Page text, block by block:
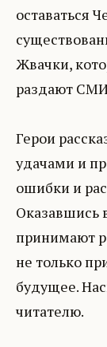
оставаться
Жвачки,
раздают
Герои
удачами и
ошибки и
Оказавшись
принимают
не только
будущее.
читателю.